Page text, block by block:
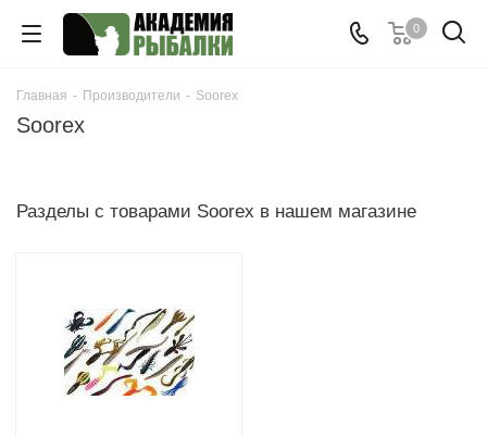
0
Главная - Производители - Soorex
Soorex
Разделы с товарами Soorex в нашем магазине